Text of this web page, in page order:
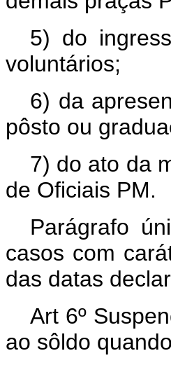
5) do
voluntários;
6) da
pôsto ou
7) do ato da
de Oficiais PM.
Parágrafo
casos com
das datas
Art 6º
ao sôldo